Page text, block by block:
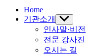
Home
기관소개
Show
sub
menu
인사말·비전
전문 강사진
오시는 길